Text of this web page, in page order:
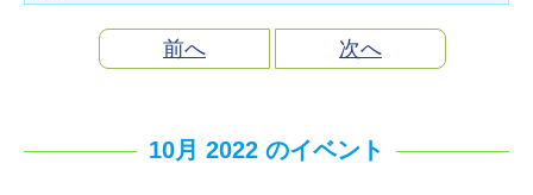
前へ 次へ
10月 2022 のイベント